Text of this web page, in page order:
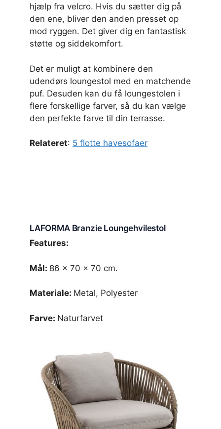
hjælp fra velcro. Hvis du sætter dig på
den ene, bliver den anden presset op
mod ryggen. Det giver dig en fantastisk
støtte og siddekomfort.
Det er muligt at kombinere den
udendørs loungestol med en matchende
puf. Desuden kan du få loungestolen i
flere forskellige farver, så du kan vælge
den perfekte farve til din terrasse.
Relateret: 5 flotte havesofaer
LAFORMA Branzie Loungehvilestol
Features:
Mål: 86 x 70 x 70 cm.
Materiale: Metal, Polyester
Farve: Naturfarvet